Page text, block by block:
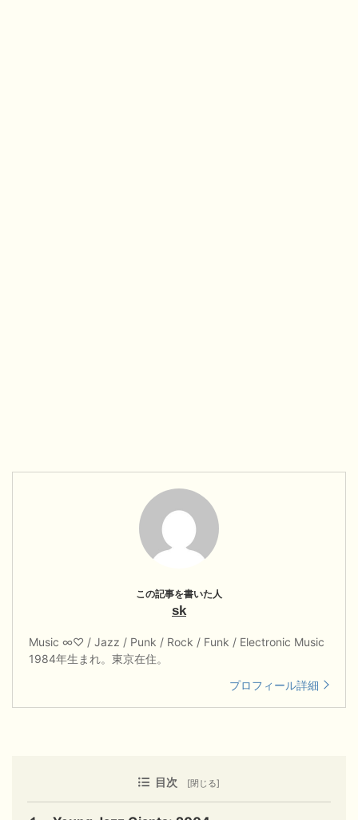
sk
Music ∞♡ / Jazz / Punk / Rock / Funk / Electronic Music
1984年生まれ。東京在住。
プロフィール詳細
目次